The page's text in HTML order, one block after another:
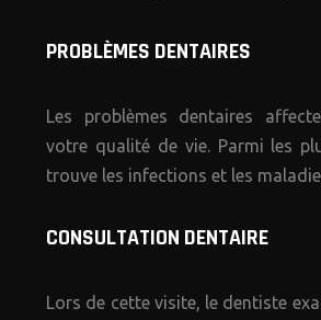
PROBLÈMES DENTAIRES
Les problèmes dentaires
votre qualité de vie. Parmi les
trouve les infections et les
CONSULTATION DENTAIRE
Lors de cette visite, le dentiste